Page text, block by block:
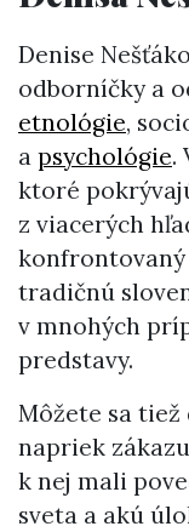
Denise
odborníčky a
etnológie,
a psychológie.
ktoré
z viacerých
tradičnú
v mnohých
predstavy.
Môžete sa tiež
napriek
k nej mali
sveta a akú